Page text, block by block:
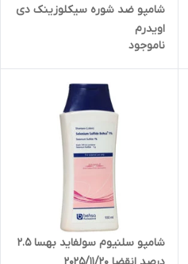
شامپو ضد شوره سیکلوزینک دی
اویدرم
ناموجود
شامپو سلنیوم سولفاید بهسا 2.5